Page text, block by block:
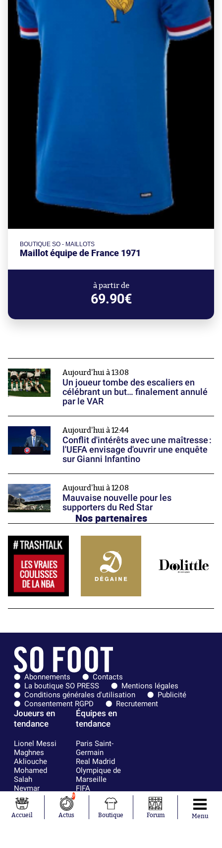
BOUTIQUE SO - MAILLOTS
Maillot équipe de France 1971
à partir de
69.90€
Aujourd'hui à 13:08
Un joueur tombe des escaliers en
célébrant un but… finalement annulé
par le VAR
Aujourd'hui à 12:44
Conflit d'intérêts avec une maîtresse :
l'UEFA envisage d'ouvrir une enquête
sur Gianni Infantino
Aujourd'hui à 12:08
Mauvaise nouvelle pour les
supporters du Red Star
Nos partenaires
Abonnements
Contacts
La boutique SO PRESS
Mentions légales
Conditions générales d'utilisation
Publicité
Consentement RGPD
Recrutement
Joueurs en
tendance
Lionel Messi
Maghnes
Akliouche
Mohamed
Salah
Neymar
Julián Álvarez
Ferrán Torres
Kilian Corredor
Équipes en
tendance
Paris Saint-
Germain
Real Madrid
Olympique de
Marseille
FIFA
FC Barcelone
Argentine
Olympique
Accueil
9
Actus Boutique Forum Menu